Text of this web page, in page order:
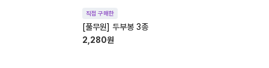
직접 구매한
[풀무원] 두부봉 3종
2,280원